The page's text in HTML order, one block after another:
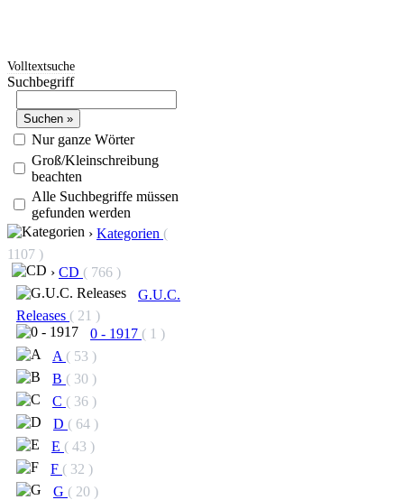
Volltextsuche
Suchbegriff
Nur ganze Wörter
Groß/Kleinschreibung
beachten
Alle Suchbegriffe müssen
gefunden werden
› Kategorien (
1107 )
› CD ( 766 )
G.U.C.
Releases ( 21 )
0 - 1917 ( 1 )
A ( 53 )
B ( 30 )
C ( 36 )
D ( 64 )
E ( 43 )
F ( 32 )
G ( 20 )